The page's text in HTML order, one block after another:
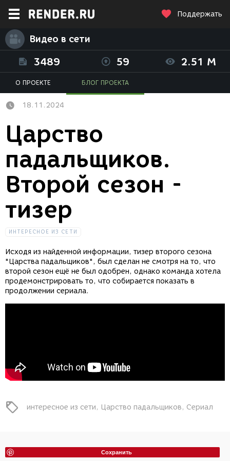
Поддержать
Видео в сети
3489 59 2.51 M
О ПРОЕКТЕ БЛОГ ПРОЕКТА
18.11.2024
Царство
падальщиков.
Второй сезон -
тизер
ИНТЕРЕСНОЕ ИЗ СЕТИ
Исходя из найденной информации, тизер второго сезона
"Царства падальщиков", был сделан не смотря на то, что
второй сезон ещё не был одобрен, однако команда хотела
продемонстрировать то, что собирается показать в
продолжении сериала.
интересное из сети Царство падальщиков Сериал
Сохранить